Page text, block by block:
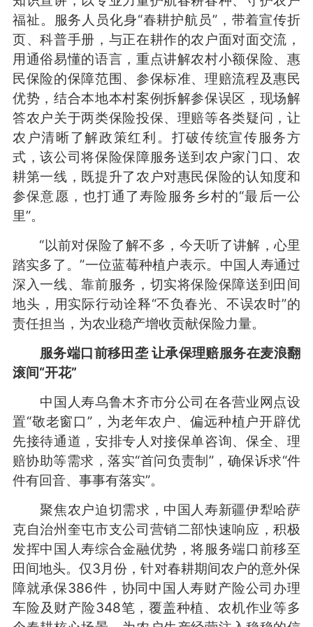
福祉。服务人员化身“春耕护航员”，带着宣传折
页、科普手册，与正在耕作的农户面对面交流，
用通俗易懂的语言，重点讲解农村小额保险、惠
民保险的保障范围、参保标准、理赔流程及惠民
优势，结合本地本村案例拆解参保误区，现场解
答农户关于两类保险投保、理赔等各类疑问，让
农户清晰了解政策红利。打破传统宣传服务方
式，该公司将保险保障服务送到农户家门口、农
耕第一线，既提升了农户对惠民保险的认知度和
参保意愿，也打通了寿险服务乡村的“最后一公
里”。
“以前对保险了解不多，今天听了讲解，心里
踏实多了。”一位蓝莓种植户表示。中国人寿通过
深入一线、靠前服务，切实将保险保障送到田间
地头，用实际行动诠释“不负春光、不误农时”的
责任担当，为农业稳产增收贡献保险力量。
服务端口前移田垄 让承保理赔服务在麦浪翻
滚间“开花”
中国人寿乌鲁木齐市分公司在各营业网点设
置“敬老窗口”，为老年农户、偏远种植户开辟优
先接待通道，安排专人对接保单咨询、保全、理
赔协助等需求，落实“首问负责制”，确保诉求“件
件有回音、事事有落实”。
聚焦农户迫切需求，中国人寿新疆伊犁哈萨
克自治州奎屯市支公司营销二部快速响应，积极
发挥中国人寿综合金融优势，将服务端口前移至
田间地头。仅3月份，针对春耕期间农户的意外保
障就承保386件，协同中国人寿财产险公司办理
车险及财产险348笔，覆盖种植、农机作业等多